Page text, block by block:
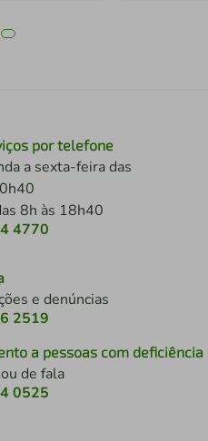
por telefone
a sexta-feira das
8h às 18h40
4770
e denúncias
2519
a pessoas com deficiência
de fala
0525